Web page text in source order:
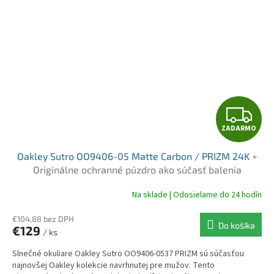
Z
A
D
A
R
M
ZADARMO
Oakley Sutro OO9406-05 Matte Carbon / PRIZM 24K +
Originálne ochranné púzdro ako súčasť balenia
Na sklade | Odosielame do 24 hodín
€104,88 bez DPH
€129 / ks
Do košíka
Slnečné okuliare Oakley Sutro OO9406-0537 PRIZM sú súčasťou
najnovšej Oakley kolekcie navrhnutej pre mužov. Tento